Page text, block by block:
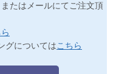
たはメールにてご注文頂
グについてはこちら